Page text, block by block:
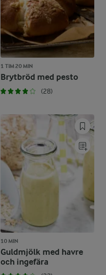
1 TIM 20 MIN
Brytbröd med pesto
(28)
10 MIN
Guldmjölk med havre
och ingefära